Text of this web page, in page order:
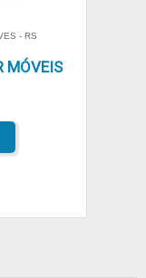
- RS
MÓVEIS